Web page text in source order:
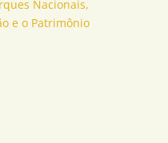
Nacionais,
e o Patrimônio